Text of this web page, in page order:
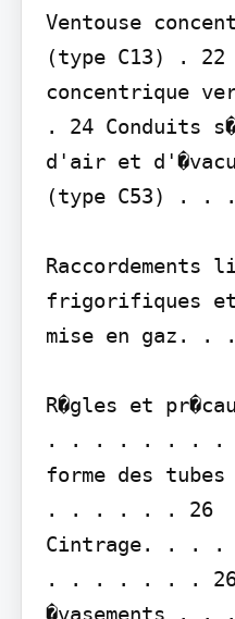
Ventouse
(type C13) . 22
concentrique
. 24 Conduits
d'air et
(type C53) . .
Raccordements
frigorifiques et
mise en gaz. .
R�gles et
. . . . . . . . .
forme des
. . . . . . 26
Cintrage. .
. . . . . . . 26
�vasements